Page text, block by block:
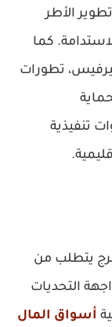
الأطر
كما
تطورات
تنفيذية
يتطلب من
التحديات
أسواق المال